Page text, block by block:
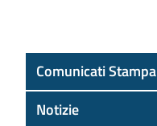
Comunicati Stampa
Notizie